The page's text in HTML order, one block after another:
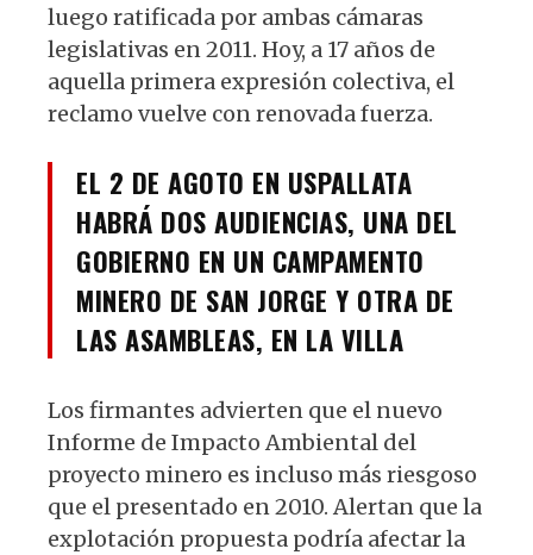
luego ratificada por ambas cámaras
legislativas en 2011. Hoy, a 17 años de
aquella primera expresión colectiva, el
reclamo vuelve con renovada fuerza.
EL 2 DE AGOTO EN USPALLATA
HABRÁ DOS AUDIENCIAS, UNA DEL
GOBIERNO EN UN CAMPAMENTO
MINERO DE SAN JORGE Y OTRA DE
LAS ASAMBLEAS, EN LA VILLA
Los firmantes advierten que el nuevo
Informe de Impacto Ambiental del
proyecto minero es incluso más riesgoso
que el presentado en 2010. Alertan que la
explotación propuesta podría afectar la